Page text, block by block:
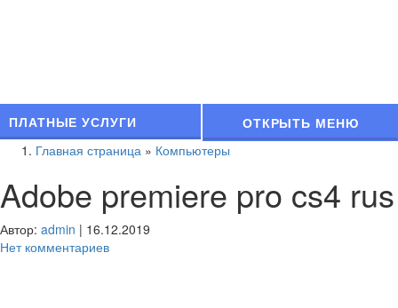
ОТКРЫТЬ МЕНЮ
ПЛАТНЫЕ УСЛУГИ
Главная страница » Компьютеры
Adobe premiere pro cs4 rus
Автор: admin | 16.12.2019
Нет комментариев